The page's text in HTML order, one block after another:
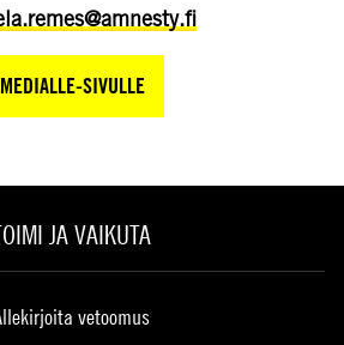
MEDIALLE-SIVULLE
JA VAIKUTA
vetoomus